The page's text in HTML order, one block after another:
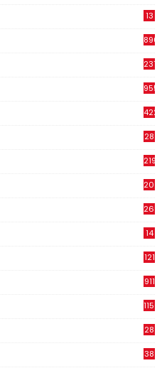
13
890
237
955
422
28
2195
269
14
121
911
1150
28
38